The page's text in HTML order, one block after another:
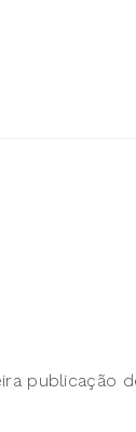
publicação